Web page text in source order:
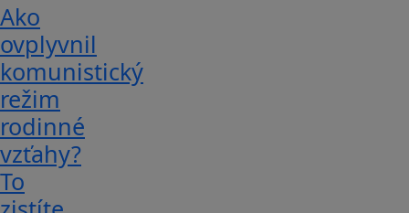
Ako
ovplyvnil
komunistický
režim
rodinné
vzťahy?
To